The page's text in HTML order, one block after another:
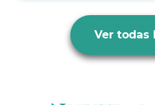
Ver todas